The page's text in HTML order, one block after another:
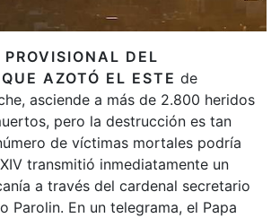
DEL
AZOTÓ EL ESTE de
asciende a más de 2.800 heridos
pero la destrucción es tan
de víctimas mortales podría
transmitió inmediatamente un
a través del cardenal secretario
Parolin. En un telegrama, el Papa